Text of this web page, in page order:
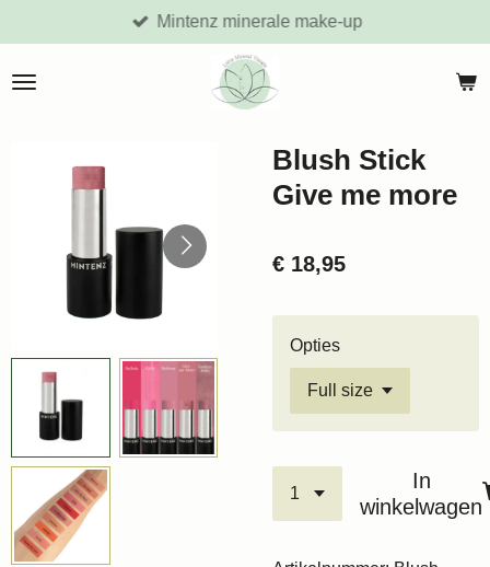
direct
naar
Mintenz minerale make-up
Blush Stick
Give me more
€ 18,95
Opties
In
winkelwagen